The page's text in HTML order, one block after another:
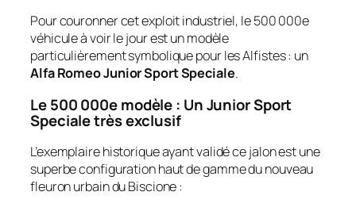
Pour couronner cet exploit industriel, le 500 000e
véhicule à voir le jour est un modèle
particulièrement symbolique pour les Alfistes : un
Alfa Romeo Junior Sport Speciale.
Le 500 000e modèle : Un Junior Sport
Speciale très exclusif
L’exemplaire historique ayant validé ce jalon est une
superbe configuration haut de gamme du nouveau
fleuron urbain du Biscione :